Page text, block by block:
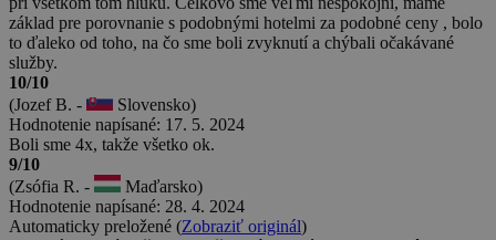
základ pre porovnanie s podobnými hotelmi za podobné ceny , bolo
to ďaleko od toho, na čo sme boli zvyknutí a chýbali očakávané
služby.
10/10
(Jozef B. -
Slovensko)
Hodnotenie napísané: 17. 5. 2024
Boli sme 4x, takže všetko ok.
9/10
(Zsófia R. -
Maďarsko)
Hodnotenie napísané: 28. 4. 2024
Automaticky preložené (Zobraziť originál)